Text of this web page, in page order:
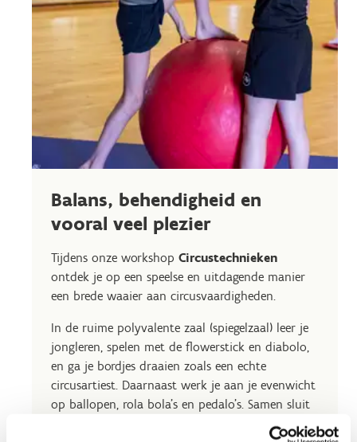
Balans, behendigheid en
vooral veel plezier
Tijdens onze workshop Circustechnieken
ontdek je op een speelse en uitdagende manier
een brede waaier aan circusvaardigheden.
In de ruime polyvalente zaal (spiegelzaal) leer je
jongleren, spelen met de flowerstick en diabolo,
en ga je bordjes draaien zoals een echte
circusartiest. Daarnaast werk je aan je evenwicht
op ballopen, rola bola’s en pedalo’s. Samen sluit
je af met het bouwen van indrukwekkende